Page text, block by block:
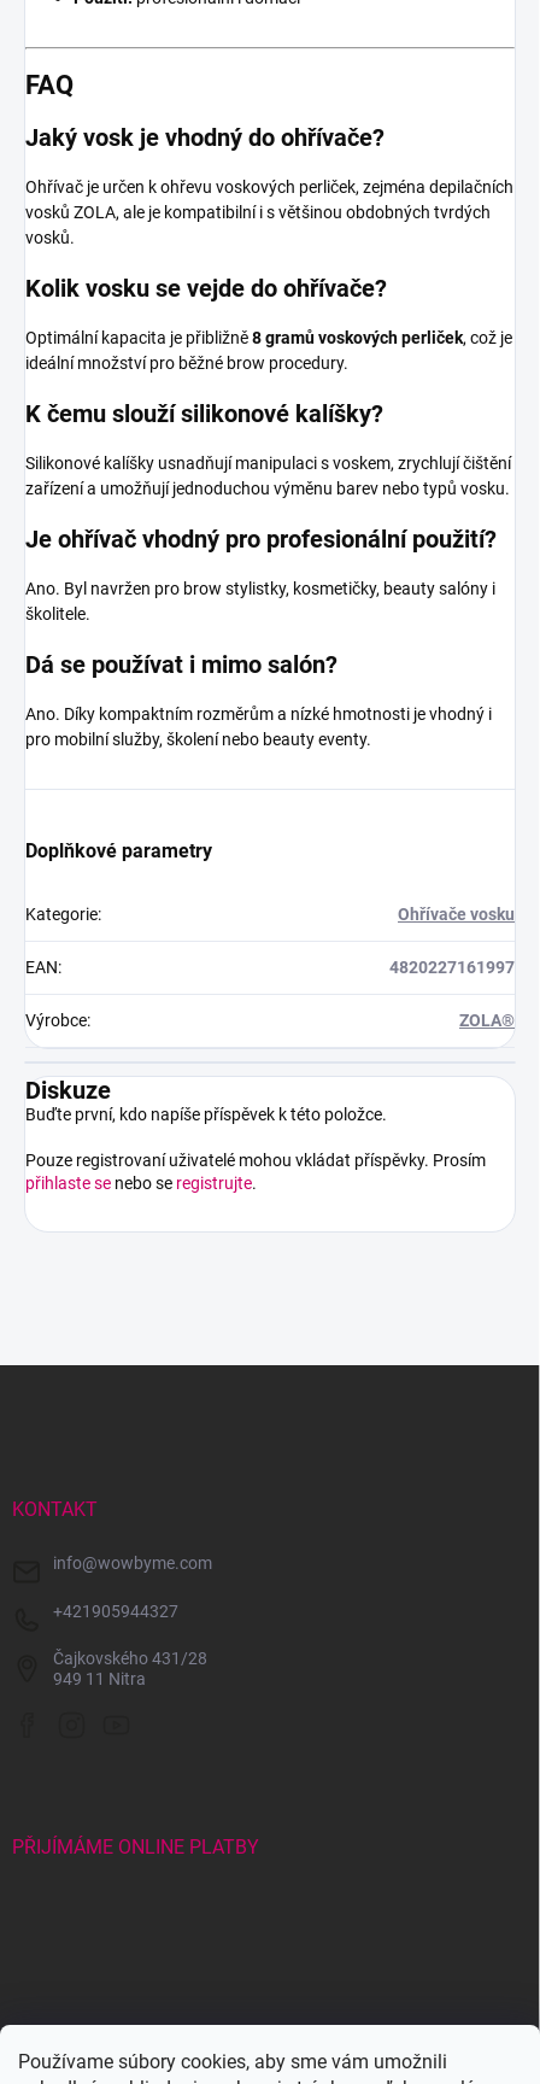
Používame súbory cookies, aby sme vám umožnili
FAQ
Jaký vosk je vhodný do ohřívače?
Ohřívač je určen k ohřevu voskových perliček, zejména depilačních
vosků ZOLA, ale je kompatibilní i s většinou obdobných tvrdých
vosků.
Kolik vosku se vejde do ohřívače?
Optimální kapacita je přibližně8 gramů voskových perliček, což je
ideální množství pro běžné brow procedury.
K čemu slouží silikonové kalíšky?
Silikonové kalíšky usnadňují manipulaci s voskem, zrychlují čištění
zařízení a umožňují jednoduchou výměnu barev nebo typů vosku.
Je ohřívač vhodný pro profesionální použití?
Ano. Byl navržen pro brow stylistky, kosmetičky, beauty salóny i
školitele.
Dá se používat i mimo salón?
Ano. Díky kompaktním rozměrům a nízké hmotnosti je vhodný i
pro mobilní služby, školení nebo beauty eventy.
Doplňkové parametry
Kategorie: Ohřívače vosku
EAN: 4820227161997
Výrobce: ZOLA®
Diskuze
Buďte první, kdo napíše příspěvek k této položce.
Pouze registrovaní uživatelé mohou vkládat příspěvky. Prosím
přihlaste se nebo se registrujte.
KONTAKT
info@wowbyme.com
+421905944327
Čajkovského 431/28
949 11 Nitra
PŘIJÍMÁME ONLINE PLATBY